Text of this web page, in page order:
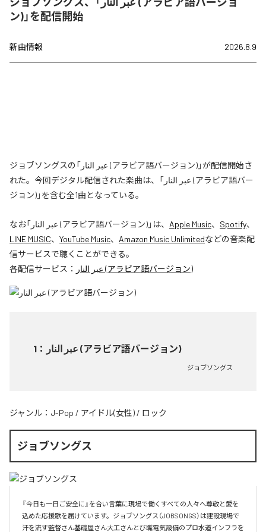
ン)」を配信開始
新曲情報 2026.8.9
ジョブソングスの「عبر النار (アラビア語バージョン)」が配信開始さ
れた。今回デジタル配信された楽曲は、「عبر النار (アラビア語バー
ジョン)」を含む全1曲となっている。
なお「 عبر النار (アラビア語バージョン)」は、 Apple Music、 Spotify、
LINE MUSIC、 YouTube Music、 Amazon Music Unlimitedなどの音楽配
信サービスで聴くことができる。
各配信サービス：
عبر النار (アラビア語バージョン)
1 ： عبر النار (アラビア語バージョン)
ジョブソングス
ジャンル： J-Pop / アイドル(女性) / ロック
ジョブソングス
『今日も一日ご安全に』を合い言葉に現場で働くすべての人々へ尊敬と愛を
込めた応援歌を届けています。ジョブソングス（JOBSONGS）は建設現場で
汗を流す監督さん基礎屋さん大工さんとび職電気設備のプロ水道インフラを